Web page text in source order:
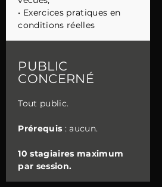
• Exercices pratiques en
conditions réelles
PUBLIC
CONCERNÉ
Tout public.
Prérequis : aucun.
10 stagiaires maximum
par session.